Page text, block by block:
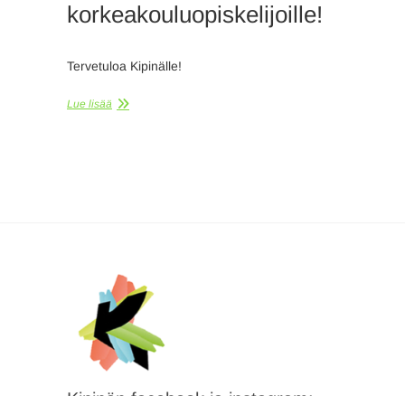
korkeakouluopiskelijoille!
Tervetuloa Kipinälle!
Lue lisää